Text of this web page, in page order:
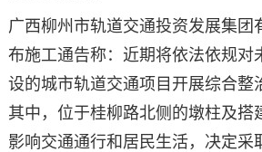
广西柳州市轨道交通投资发展集团
布施工通告称：近期将依法依规对
设的城市轨道交通项目开展综合整
其中，位于桂柳路北侧的墩柱及搭
影响交通通行和居民生活，决定采